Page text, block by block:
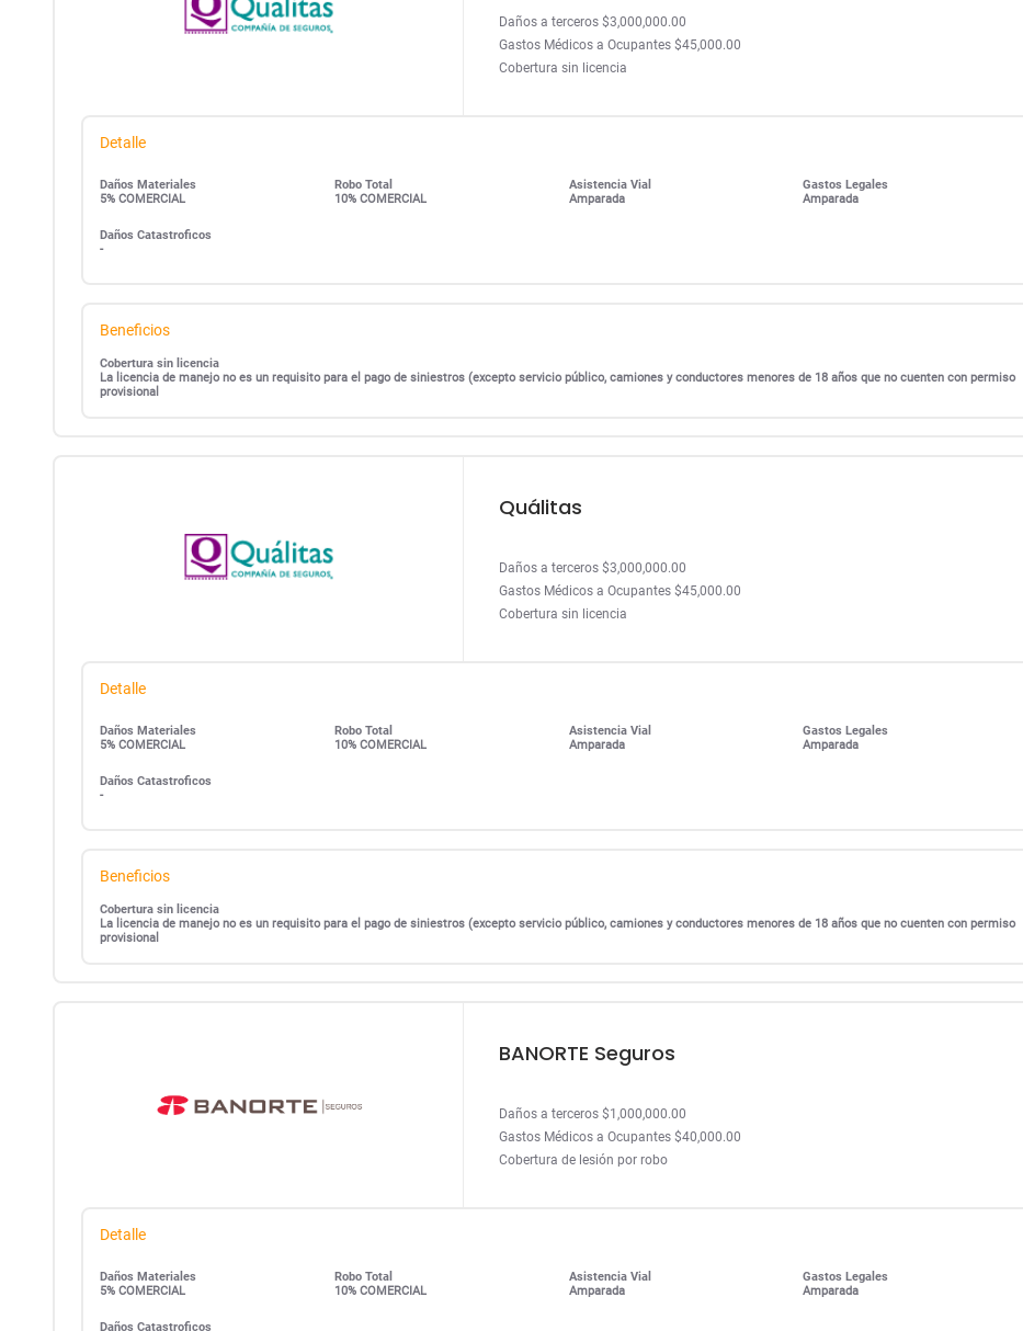
Daños a terceros $3,000,000.00
Gastos Médicos a Ocupantes $45,000.00
Cobertura sin licencia
Detalle
Daños Materiales
5% COMERCIAL
Robo Total
10% COMERCIAL
Asistencia Vial
Amparada
Gastos Legales
Amparada
Daños Catastroficos
-
Beneficios
Cobertura sin licencia
La licencia de manejo no es un requisito para el pago de siniestros (excepto servicio público, camiones y conductores menores de 18 años que no cuenten con permiso
provisional
Quálitas
Daños a terceros $3,000,000.00
Gastos Médicos a Ocupantes $45,000.00
Cobertura sin licencia
Detalle
Daños Materiales
5% COMERCIAL
Robo Total
10% COMERCIAL
Asistencia Vial
Amparada
Gastos Legales
Amparada
Daños Catastroficos
-
Beneficios
Cobertura sin licencia
La licencia de manejo no es un requisito para el pago de siniestros (excepto servicio público, camiones y conductores menores de 18 años que no cuenten con permiso
provisional
BANORTE Seguros
Daños a terceros $1,000,000.00
Gastos Médicos a Ocupantes $40,000.00
Cobertura de lesión por robo
Detalle
Daños Materiales
5% COMERCIAL
Robo Total
10% COMERCIAL
Asistencia Vial
Amparada
Gastos Legales
Amparada
Daños Catastroficos